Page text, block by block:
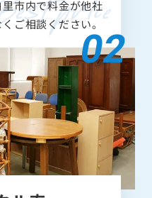
市内で料金が他社
ご相談ください。